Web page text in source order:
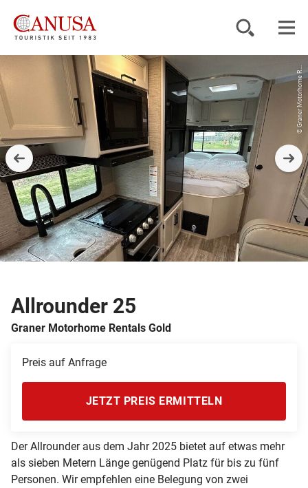
Reiseziele
Reisearten
Inspiration
Service
KUNDENPORTAL
© Graner Motorhome R...
Allrounder 25
Graner Motorhome Rentals Gold
Preis auf Anfrage
JETZT PREIS ERMITTELN
Der Allrounder aus dem Jahr 2025 bietet auf etwas mehr
als sieben Metern Länge genügend Platz für bis zu fünf
Personen. Wir empfehlen eine Belegung von zwei